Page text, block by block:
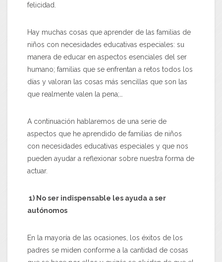
felicidad.
Hay muchas cosas que aprender de las familias de
niños con necesidades educativas especiales: su
manera de educar en aspectos esenciales del ser
humano; familias que se enfrentan a retos todos los
días y valoran las cosas más sencillas que son las
que realmente valen la pena;…
A continuación hablaremos de una serie de
aspectos que he aprendido de familias de niños
con necesidades educativas especiales y que nos
pueden ayudar a reflexionar sobre nuestra forma de
actuar.
1) No ser indispensable les ayuda a ser
autónomos
En la mayoría de las ocasiones, los éxitos de los
padres se miden conforme a la cantidad de cosas